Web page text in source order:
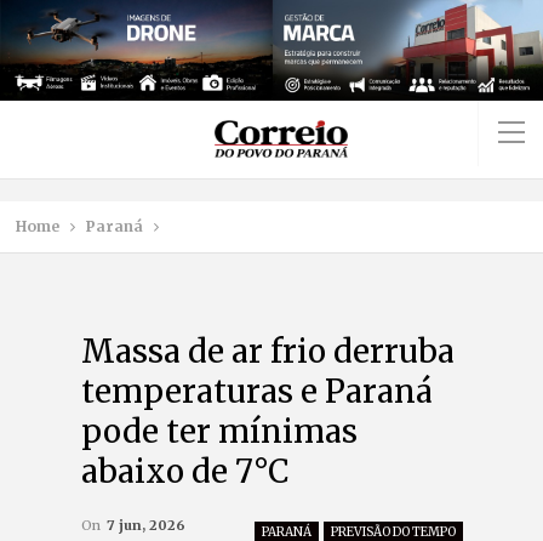
Home Paraná
Massa de ar frio derruba
temperaturas e Paraná
pode ter mínimas
abaixo de 7°C
PARANÁ PREVISÃO DO TEMPO
On 7 jun, 2026